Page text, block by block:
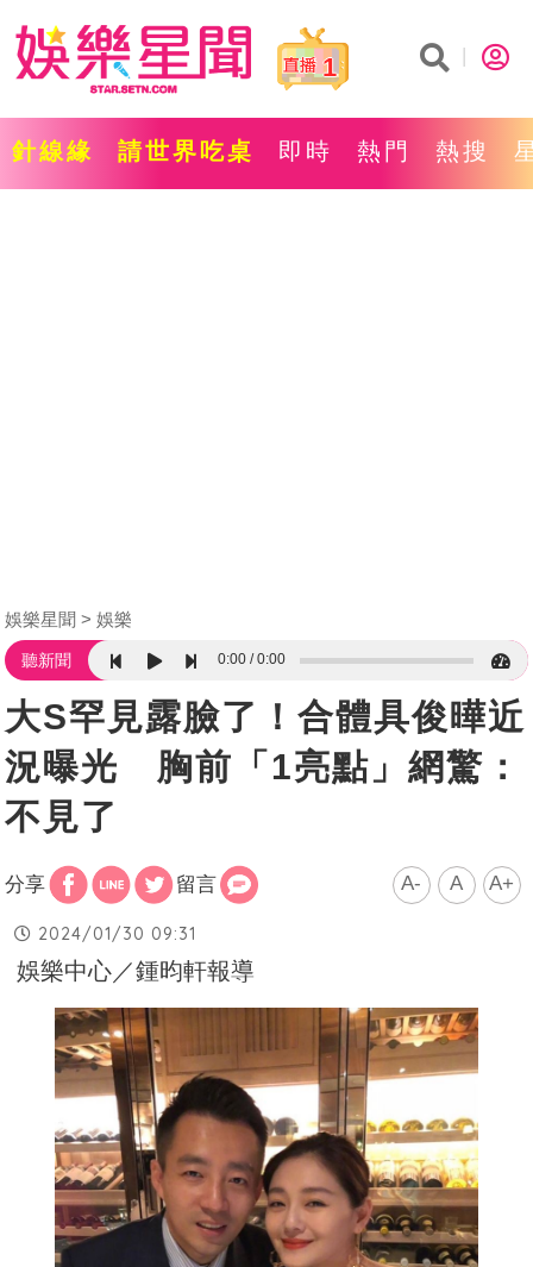
1
針線緣 請世界吃桌 即時 熱門 熱搜
娛樂星聞 娛樂
聽新聞 0:00 0:00
大S罕見露臉了！合體具俊曄近
況曝光 胸前「1亮點」網驚：
不見了
分享 留言 A- A A+
2024/01/30 09:31
娛樂中心／鍾昀軒報導